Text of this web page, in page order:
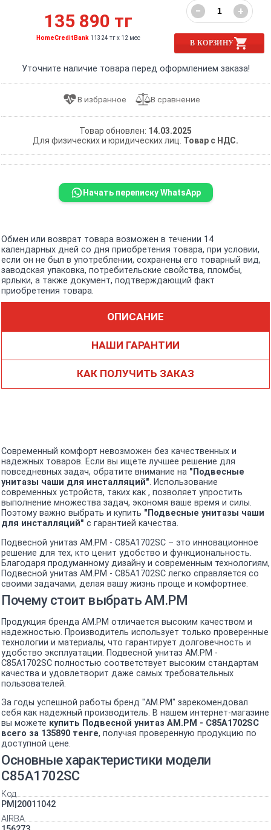
135 890 тг
HomeCreditBank 11324 тг x 12 мес
− +
В КОРЗИНУ
Уточните наличие товара перед оформлением заказа!
Товар обновлен: 14.03.2025
Для физических и юридических лиц. Товар с НДС.
Начать переписку WhatsApp
Обмен или возврат товара возможен в течении 14
календарных дней со дня приобретения товара, при условии,
если он не был в употреблении, сохранены его товарный вид,
заводская упаковка, потребительские свойства, пломбы,
ярлыки, а также документ, подтверждающий факт
приобретения товара.
ОПИСАНИЕ
НАШИ ГАРАНТИИ
КАК ПОЛУЧИТЬ ЗАКАЗ
Современный комфорт невозможен без качественных и
надежных товаров. Если вы ищете лучшее решение для
повседневных задач, обратите внимание на "Подвесные
унитазы чаши для инсталляций". Использование
современных устройств, таких как , позволяет упростить
выполнение множества задач, экономя ваше время и силы.
Поэтому важно выбрать и купить "Подвесные унитазы чаши
для инсталляций" с гарантией качества.
Подвесной унитаз AM.PM - C85A1702SC – это инновационное
решение для тех, кто ценит удобство и функциональность.
Благодаря продуманному дизайну и современным технологиям,
Подвесной унитаз AM.PM - C85A1702SC легко справляется со
своими задачами, делая вашу жизнь проще и комфортнее.
Почему стоит выбрать AM.PM
Продукция бренда AM.PM отличается высоким качеством и
надежностью. Производитель использует только проверенные
технологии и материалы, что гарантирует долговечность и
удобство эксплуатации. Подвесной унитаз AM.PM -
C85A1702SC полностью соответствует высоким стандартам
качества и удовлетворит даже самых требовательных
пользователей.
За годы успешной работы бренд "AM.PM" зарекомендовал
себя как надежный производитель. В нашем интернет-магазине
вы можете купить Подвесной унитаз AM.PM - C85A1702SC
всего за 135890 тенге, получая проверенную продукцию по
доступной цене.
Основные характеристики модели
C85A1702SC
Код
PM|20011042
AIRBA